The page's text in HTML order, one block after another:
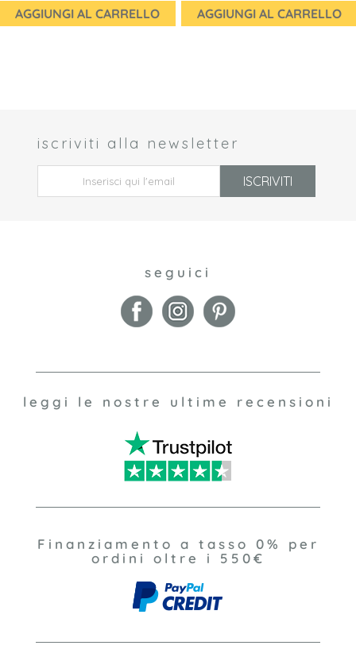
AGGIUNGI AL CARRELLO AGGIUNGI AL CARRELLO
iscriviti alla newsletter
ISCRIVITI
seguici
leggi le nostre ultime recensioni
Finanziamento a tasso 0% per
ordini oltre i 550€